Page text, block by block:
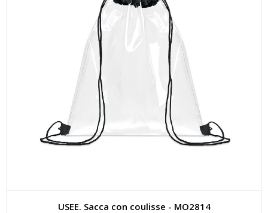
USEE. Sacca con coulisse - MO2814